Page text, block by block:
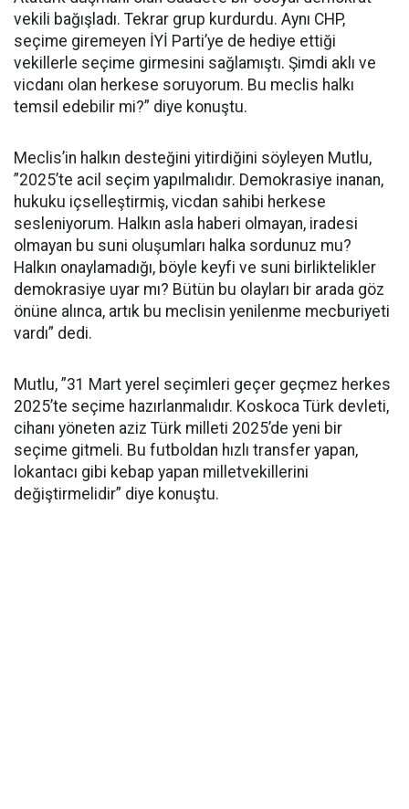
vekili bağışladı. Tekrar grup kurdurdu. Aynı CHP,
seçime giremeyen İYİ Parti’ye de hediye ettiği
vekillerle seçime girmesini sağlamıştı. Şimdi aklı ve
vicdanı olan herkese soruyorum. Bu meclis halkı
temsil edebilir mi?” diye konuştu.
Meclis’in halkın desteğini yitirdiğini söyleyen Mutlu,
”2025’te acil seçim yapılmalıdır. Demokrasiye inanan,
hukuku içselleştirmiş, vicdan sahibi herkese
sesleniyorum. Halkın asla haberi olmayan, iradesi
olmayan bu suni oluşumları halka sordunuz mu?
Halkın onaylamadığı, böyle keyfi ve suni birliktelikler
demokrasiye uyar mı? Bütün bu olayları bir arada göz
önüne alınca, artık bu meclisin yenilenme mecburiyeti
vardı” dedi.
Mutlu, ”31 Mart yerel seçimleri geçer geçmez herkes
2025’te seçime hazırlanmalıdır. Koskoca Türk devleti,
cihanı yöneten aziz Türk milleti 2025’de yeni bir
seçime gitmeli. Bu futboldan hızlı transfer yapan,
lokantacı gibi kebap yapan milletvekillerini
değiştirmelidir” diye konuştu.